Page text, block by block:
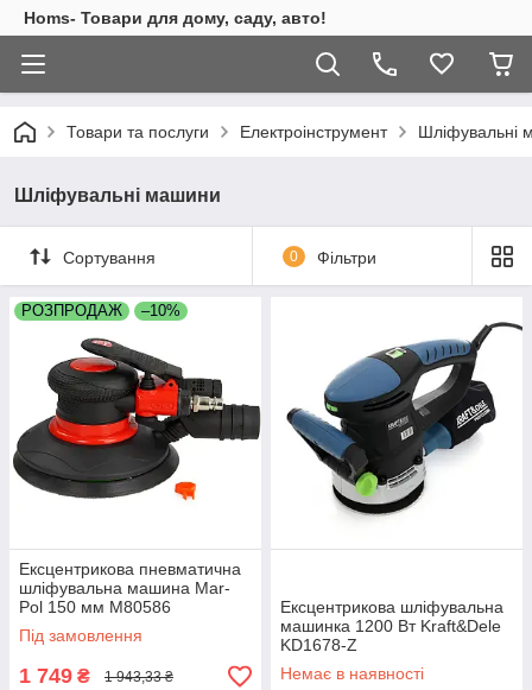
Homs- Товари для дому, саду, авто!
Товари та послуги Електроінструмент Шліфувальні
Шліфувальні машини
Сортування 0 Фільтри
РОЗПРОДАЖ –10%
Ексцентрикова пневматична
шліфувальна машина Mar-
Pol 150 мм M80586
Під замовлення
1 749 ₴ 1 943,33 ₴
Ексцентрикова шліфувальна
машинка 1200 Вт Kraft&Dele
KD1678-Z
Немає в наявності